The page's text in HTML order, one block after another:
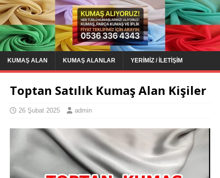
KUMAŞ ALAN KUMAŞ ALANLAR YERIMIZ / İLETIŞIM
Toptan Satılık Kumaş Alan Kişiler
26 Şubat 2025 admin